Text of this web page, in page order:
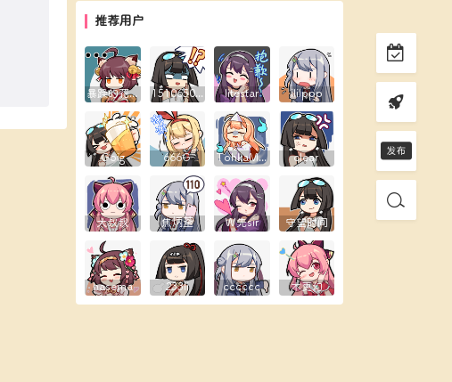
推荐用户
暴躁的花生露 1510650289 litestar ililppp
Goig 666G TohkaMine clear
大叔叔 焦炳荃 W先sir 守望时间
hasema 233li cccccc 木更幻